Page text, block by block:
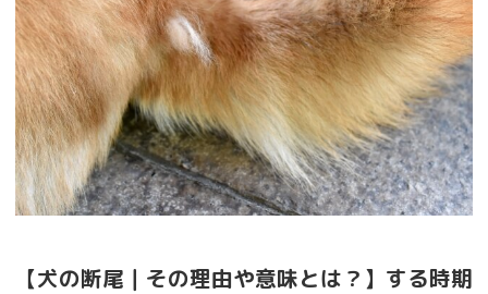
飼い主さんの悩み
ペットの気持ち
知って得する
エンタメ
【犬の断尾｜その理由や意味とは？】する時期